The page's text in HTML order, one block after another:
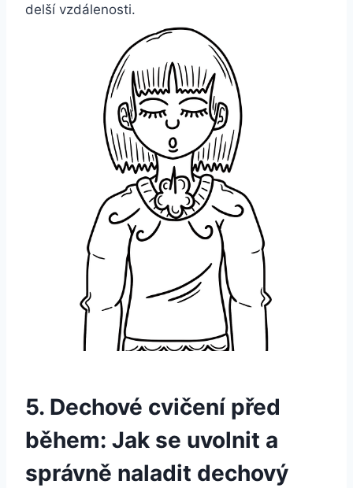
delší vzdálenosti.
5. Dechové cvičení před
během: Jak se uvolnit a
správně naladit dechový